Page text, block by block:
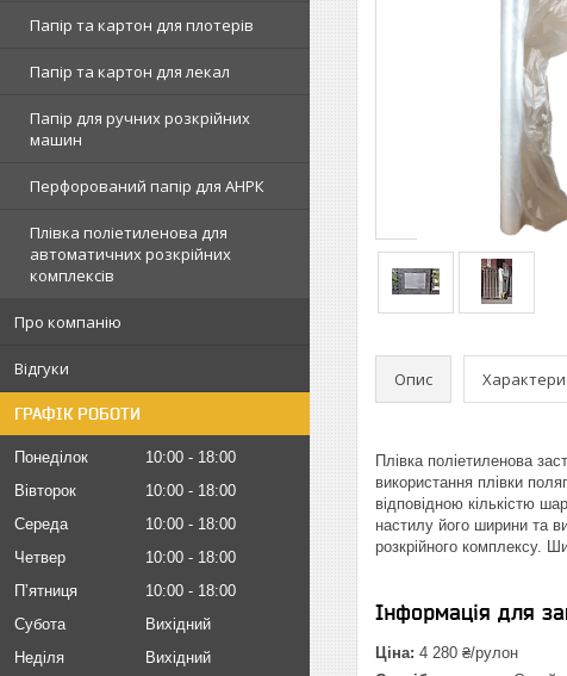
Папір та картон для плотерів
Папір та картон для лекал
Папір для ручних розкрійних
машин
Перфорований папір для АНРК
Плівка поліетиленова для
автоматичних розкрійних
комплексів
Про компанію
Відгуки
ГРАФІК РОБОТИ
Понеділок 10:00
18:00
Вівторок
10:00
18:00
Середа
10:00
18:00
Четвер
10:00
18:00
Пʼятниця
10:00
18:00
Субота
Вихідний
Неділя
Вихідний
Опис
Плівка поліетиленова
використання плівки
відповідною кількістю
настилу його ширини та
розкрійного комплексу.
Інформація для
Ціна: 4 280 ₴/рулон